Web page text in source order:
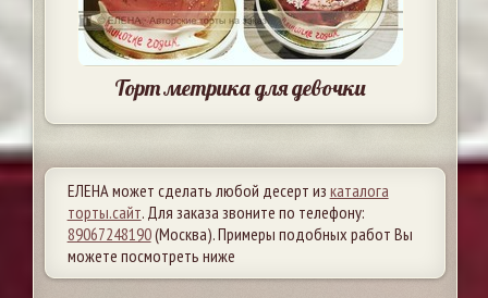
Торт метрика для девочки
ЕЛЕНА может сделать любой десерт из каталога
торты.сайт. Для заказа звоните по телефону:
89067248190(Москва). Примеры подобных работ Вы
можете посмотреть ниже